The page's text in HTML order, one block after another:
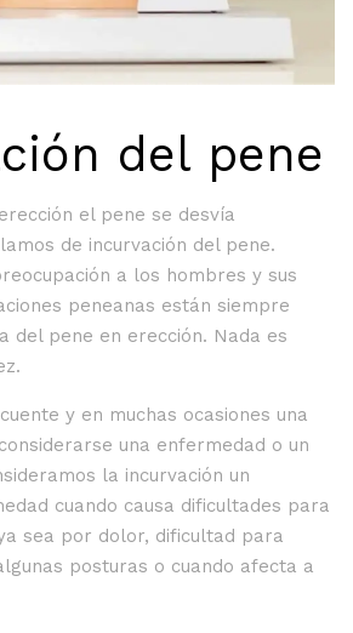
del pene
el pene se desvía
de incurvación del pene.
a los hombres y sus
peneanas están siempre
del pene en erección. Nada es
y en muchas ocasiones una
una enfermedad o un
la incurvación un
cuando causa dificultades para
sea por dolor, dificultad para
posturas o cuando afecta a